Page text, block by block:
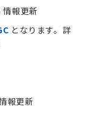
報更新
となります。詳
報更新